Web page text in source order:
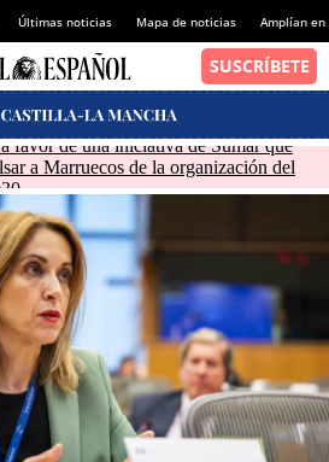
Últimas noticias Mapa de noticias Amplían
favor de una iniciativa de Sumar que
a Marruecos de la organización del